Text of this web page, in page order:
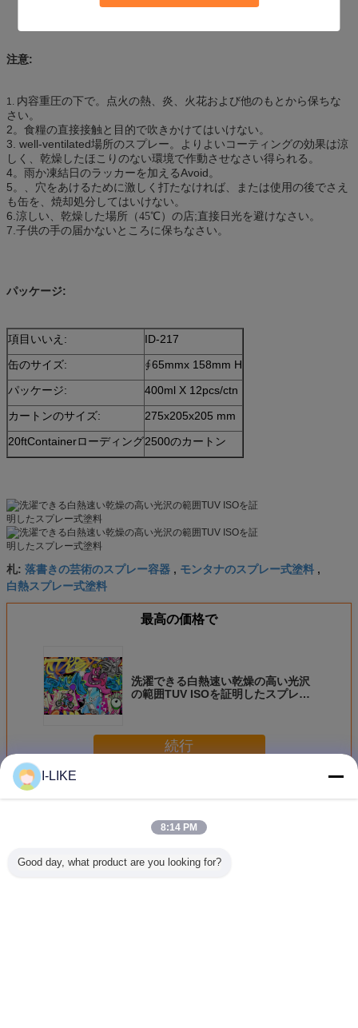
注意:
1. 内容重圧の下で。点火の熱、炎、火花および他のもとから保ちな
さい。
2。食糧の直接接触と目的で吹きかけてはいけない。
3. well-ventilated場所のスプレー。よりよいコーティングの効果は涼
しく、乾燥したほこりのない環境で作動させなさい得られる。
4。雨か凍結日のラッカーを加えるAvoid。
5。、穴をあけるために激しく打たなければ、または使用の後でさえ
も缶を、焼却処分してはいけない。
6.涼しい、乾燥した場所（45℃ ） の店;直接日光を避けなさい。
7.子供の手の届かないところに保ちなさい。
パッケージ:
項目いいえ:
ID-217
缶のサイズ:
∮65mmx 158mm H
パッケージ:
400ml X 12pcs/ctn
カートンのサイズ:
275x205x205 mm
20ftContainerローディング2500のカートン
札: 落書きの芸術のスプレー容器 , モンタナのスプレー式塗料 ,
白熱スプレー式塗料
最高の価格で
洗濯できる白熱速い乾燥の高い光沢
の範囲TUV ISOを証明したスプレー
続行
多く落書きのスプレー式塗料
I-LIKE
8:14 PM
Good day, what product are you looking for?